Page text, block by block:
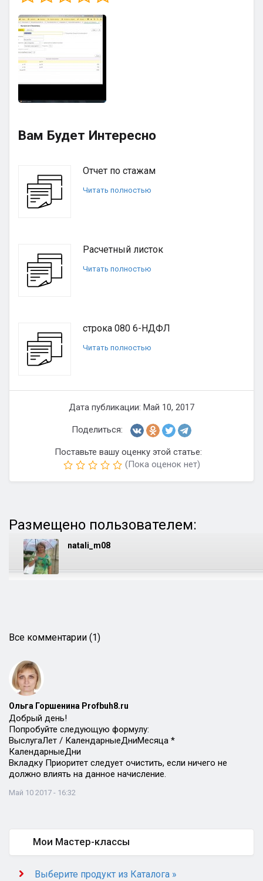
Вам Будет Интересно
Отчет по стажам
Читать полностью
Расчетный листок
Читать полностью
строка 080 6-НДФЛ
Читать полностью
Дата публикации: Май 10, 2017
Поделиться:
Поставьте вашу оценку этой статье:
(Пока оценок нет)
Размещено пользователем:
natali_m08
Все комментарии (1)
Ольга Горшенина Profbuh8.ru
Добрый день!
Попробуйте следующую формулу:
ВыслугаЛет / КалендарныеДниМесяца *
КалендарныеДни
Вкладку Приоритет следует очистить, если ничего не
должно влиять на данное начисление.
Май 10 2017 - 16:32
Мои Мастер-классы
Выберите продукт из Каталога »